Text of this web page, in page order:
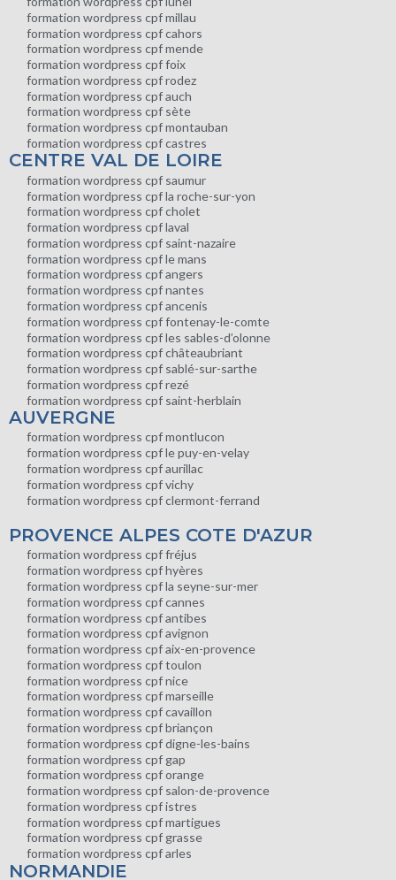
formation wordpress cpf millau
formation wordpress cpf cahors
formation wordpress cpf mende
formation wordpress cpf foix
formation wordpress cpf rodez
formation wordpress cpf auch
formation wordpress cpf sète
formation wordpress cpf montauban
formation wordpress cpf castres
CENTRE VAL DE LOIRE
formation wordpress cpf saumur
formation wordpress cpf la roche-sur-yon
formation wordpress cpf cholet
formation wordpress cpf laval
formation wordpress cpf saint-nazaire
formation wordpress cpf le mans
formation wordpress cpf angers
formation wordpress cpf nantes
formation wordpress cpf ancenis
formation wordpress cpf fontenay-le-comte
formation wordpress cpf les sables-d’olonne
formation wordpress cpf châteaubriant
formation wordpress cpf sablé-sur-sarthe
formation wordpress cpf rezé
formation wordpress cpf saint-herblain
AUVERGNE
formation wordpress cpf montlucon
formation wordpress cpf le puy-en-velay
formation wordpress cpf aurillac
formation wordpress cpf vichy
formation wordpress cpf clermont-ferrand
PROVENCE ALPES COTE D'AZUR
formation wordpress cpf fréjus
formation wordpress cpf hyères
formation wordpress cpf la seyne-sur-mer
formation wordpress cpf cannes
formation wordpress cpf antibes
formation wordpress cpf avignon
formation wordpress cpf aix-en-provence
formation wordpress cpf toulon
formation wordpress cpf nice
formation wordpress cpf marseille
formation wordpress cpf cavaillon
formation wordpress cpf briançon
formation wordpress cpf digne-les-bains
formation wordpress cpf gap
formation wordpress cpf orange
formation wordpress cpf salon-de-provence
formation wordpress cpf istres
formation wordpress cpf martigues
formation wordpress cpf grasse
formation wordpress cpf arles
NORMANDIE